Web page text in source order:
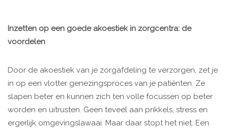
Inzetten op een goede akoestiek in zorgcentra: de
voordelen
Door de akoestiek van je zorgafdeling te verzorgen, zet je
in op een vlotter genezingsproces van je patiënten. Ze
slapen beter en kunnen zich ten volle focussen op beter
worden en uitrusten. Geen teveel aan prikkels, stress en
ergerlijk omgevingslawaai. Maar daar stopt het niet. Een